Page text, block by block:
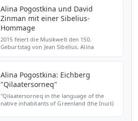
Alina Pogostkina und David
Zinman mit einer Sibelius-
Hommage
2015 feiert die Musikwelt den 150.
Geburtstag von Jean Sibelius. Alina
Alina Pogostkina: Eichberg
"Qilaatersorneq"
"Qilaatersorneq in the language of the
native inhabitants of Greenland (the Inuit)